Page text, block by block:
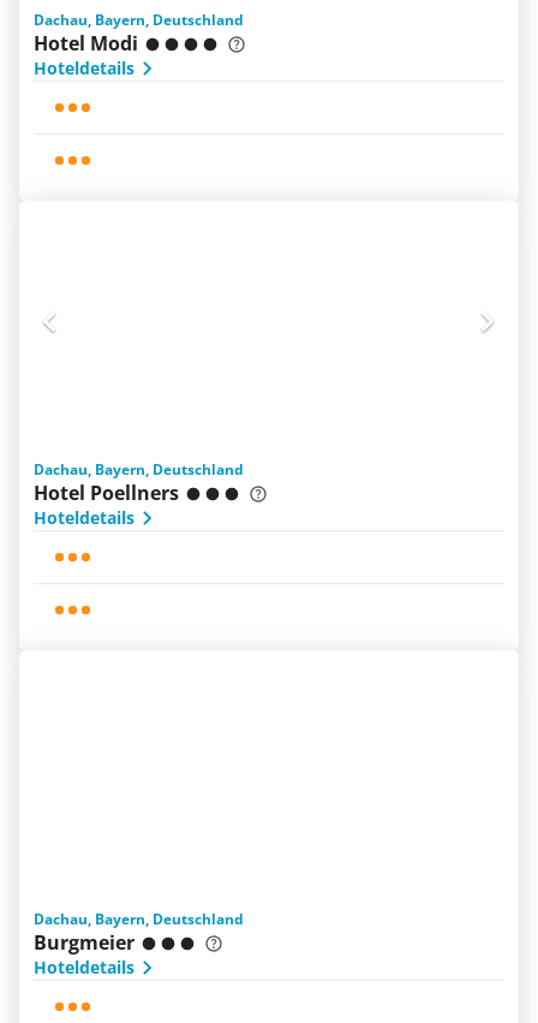
Dachau, Bayern, Deutschland
Hotel Modi
Hoteldetails
Dachau, Bayern, Deutschland
Hotel Poellners
Hoteldetails
Dachau, Bayern, Deutschland
Burgmeier
Hoteldetails